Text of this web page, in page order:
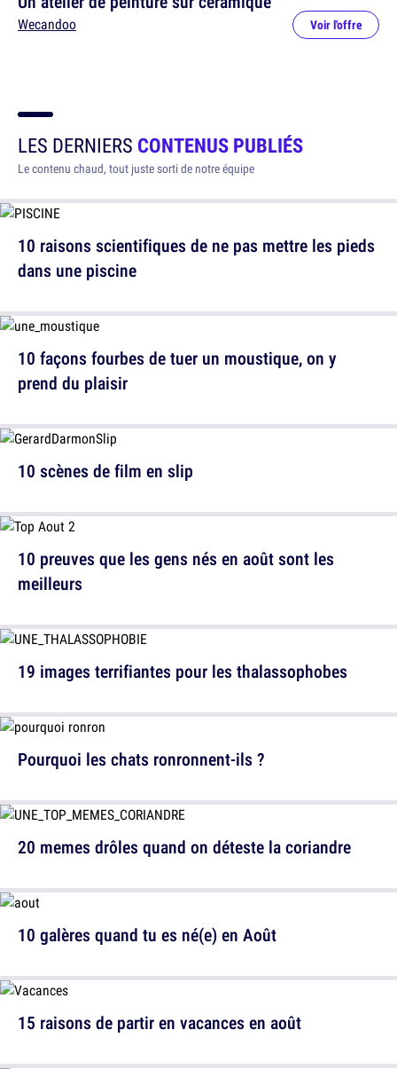
Wecandoo Voir l'offre
LES DERNIERS CONTENUS PUBLIÉS
Le contenu chaud, tout juste sorti de notre équipe
10 raisons scientifiques de ne pas mettre les pieds
dans une piscine
10 scènes de film en slip
19 images terrifiantes pour les thalassophobes
20 memes drôles quand on déteste la coriandre
15 raisons de partir en vacances en août
10 façons fourbes de tuer un moustique, on y
prend du plaisir
10 preuves que les gens nés en août sont les
meilleurs
Pourquoi les chats ronronnent-ils ?
10 galères quand tu es né(e) en Août